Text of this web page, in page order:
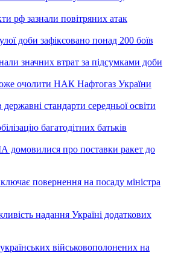
рф зазнали повітряних атак
доби зафіксовано понад 200 боїв
значних втрат за підсумками доби
очолити НАК Нафтогаз України
стандарти середньої освіти
багатодітних батьків
домовилися про поставки ракет до
повернення на посаду міністра
надання Україні додаткових
військовополонених на